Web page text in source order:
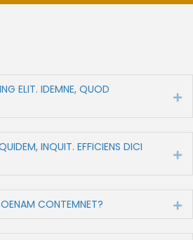
ELIT. IDEMNE, QUOD
INQUIT. EFFICIENS DICI
CONTEMNET?